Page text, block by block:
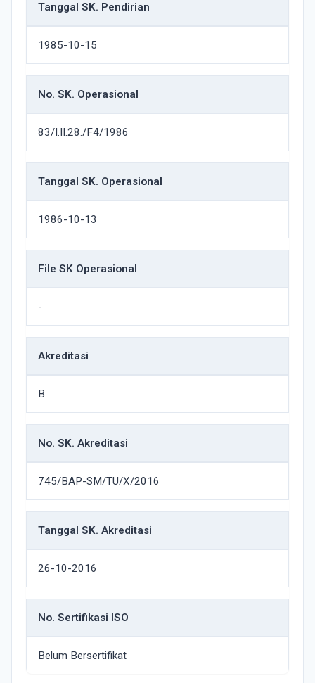
Tanggal SK. Pendirian
1985-10-15
No. SK. Operasional
83/I.II.28./F4/1986
Tanggal SK. Operasional
1986-10-13
File SK Operasional
-
Akreditasi
B
No. SK. Akreditasi
745/BAP-SM/TU/X/2016
Tanggal SK. Akreditasi
26-10-2016
No. Sertifikasi ISO
Belum Bersertifikat